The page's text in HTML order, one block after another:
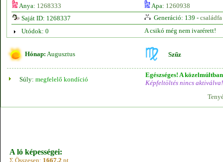
Anya: 1268333 Apa: 1260938
Saját ID: 1268337
Generáció: 139 - családfa
Utódok: 0
A csikó még nem ivarérett!
Hónap: Augusztus Szűz
Súly: megfelelő kondíció
Egészséges! A
Képfeltöltés nincs aktiválva!
A ló képességei:
Σ Összesen: 1667.2 pt